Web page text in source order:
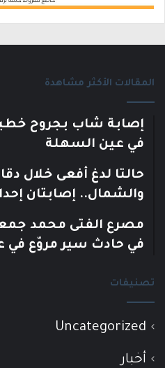
المقالات الأكثر مشاهدة
إصابة شاب بجروح
في عين السهلة
حالتا لدغ أفعى خلال
والشمال.. إصابتان
في حادث سير مروّع في
تصنيفات
Uncategorized
أخبار